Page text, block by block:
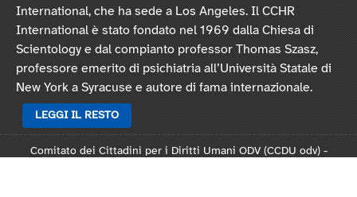
International, che ha sede a Los Angeles. Il CCHR
International è stato fondato nel 1969 dalla Chiesa di
Scientology e dal compianto professor Thomas Szasz,
professore emerito di psichiatria all’Università Statale di
New York a Syracuse e autore di fama internazionale.
LEGGI IL RESTO
Comitato dei Cittadini per i Diritti Umani ODV (CCDU odv) -